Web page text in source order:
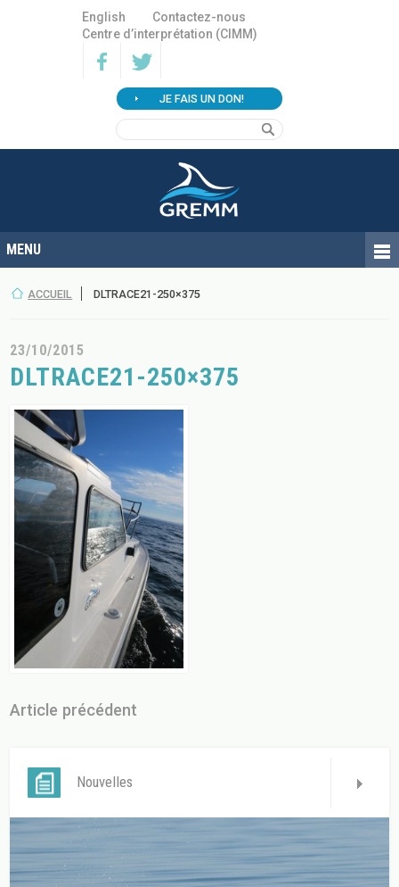
English
Contactez-nous
Centre d’interprétation (CIMM)
JE FAIS UN DON!
ACCUEIL DLTRACE21-250×375
23/10/2015
DLTRACE21-250×375
Article précédent
Nouvelles